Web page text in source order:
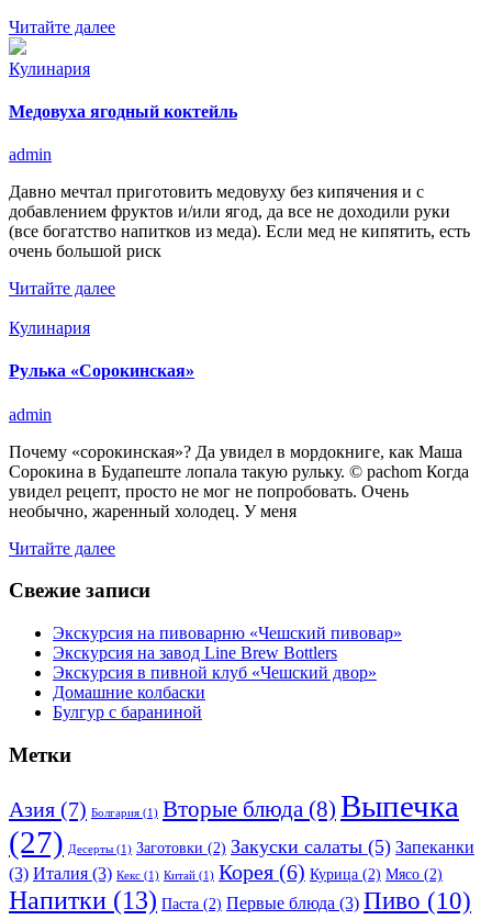
Читайте далее
Кулинария
Медовуха ягодный коктейль
admin
Давно мечтал приготовить медовуху без кипячения и с
добавлением фруктов и/или ягод, да все не доходили руки
(все богатство напитков из меда). Если мед не кипятить, есть
очень большой риск
Читайте далее
Кулинария
Рулька «Сорокинская»
admin
Почему «сорокинская»? Да увидел в мордокниге, как Маша
Сорокина в Будапеште лопала такую рульку. © pachom Когда
увидел рецепт, просто не мог не попробовать. Очень
необычно, жаренный холодец. У меня
Читайте далее
Свежие записи
Экскурсия на пивоварню «Чешский пивовар»
Экскурсия на завод Line Brew Bottlers
Экскурсия в пивной клуб «Чешский двор»
Домашние колбаски
Булгур с бараниной
Метки
Азия (7) Болгария (1) Вторые блюда (8) Выпечка
(27) Десерты (1) Заготовки (2) Закуски салаты (5) Запеканки
(3) Италия (3) Кекс (1) Китай (1) Корея (6) Курица (2) Мясо (2)
Напитки (13) Паста (2) Первые блюда (3) Пиво (10)